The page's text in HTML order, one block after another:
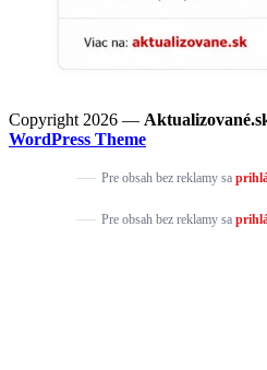
Copyright 2026 —
WordPress Theme
Pre obsah bez reklamy sa